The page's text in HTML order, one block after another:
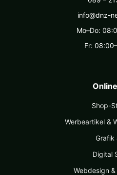
info@dnz-
Mo–Do:
Fr:
Shop-
Werbeartikel &
Grafik
Digital
Webdesign